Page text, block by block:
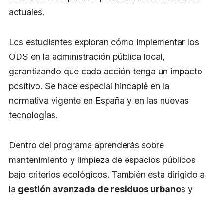
actuales.
Los estudiantes exploran cómo implementar los
ODS en la administración pública local,
garantizando que cada acción tenga un impacto
positivo. Se hace especial hincapié en la
normativa vigente en España y en las nuevas
tecnologías.
Dentro del programa aprenderás sobre
mantenimiento y limpieza de espacios públicos
bajo criterios ecológicos. También está dirigido a
la gestión avanzada de residuos urbanos y